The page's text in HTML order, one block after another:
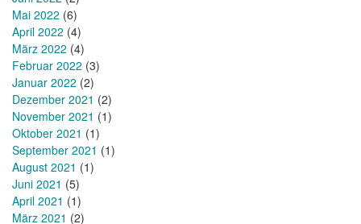
Mai 2022 (6)
April 2022 (4)
März 2022 (4)
Februar 2022 (3)
Januar 2022 (2)
Dezember 2021 (2)
November 2021 (1)
Oktober 2021 (1)
September 2021 (1)
August 2021 (1)
Juni 2021 (5)
April 2021 (1)
März 2021 (2)